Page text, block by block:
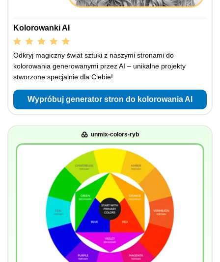
Kolorowanki AI
Odkryj magiczny świat sztuki z naszymi stronami do
kolorowania generowanymi przez AI – unikalne projekty
stworzone specjalnie dla Ciebie!
Wypróbuj generator stron do kolorowania AI
unmix-colors-ryb